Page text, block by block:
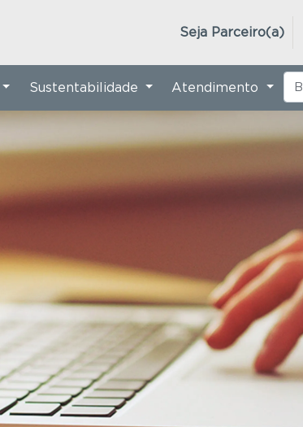
Seja Parceiro(a)
Sustentabilidade Atendimento